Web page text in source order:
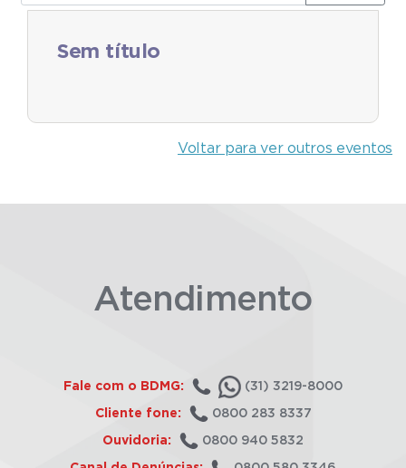
Sem título
Voltar para ver outros eventos
Atendimento
Fale com o BDMG: (31) 3219-8000
Cliente fone: 0800 283 8337
Ouvidoria: 0800 940 5832